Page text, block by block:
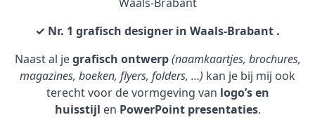
✓ Nr. 1 grafisch designer in Waals-Brabant .
Naast al jegrafisch ontwerp (naamkaartjes, brochures,
magazines, boeken, flyers, folders, …) kan je bij mij ook
terecht voor de vormgeving van logo’s en
huisstijl en PowerPoint presentaties.